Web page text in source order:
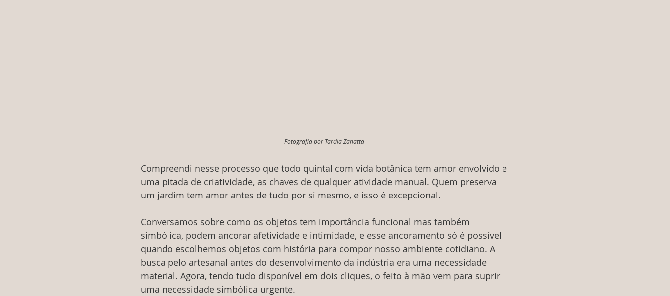
Fotografia por Tarcila Zanatta
Compreendi nesse processo que todo quintal com vida botânica tem amor envolvido e
uma pitada de criatividade, as chaves de qualquer atividade manual. Quem preserva
um jardim tem amor antes de tudo por si mesmo, e isso é excepcional.
Conversamos sobre como os objetos tem importância funcional mas também
simbólica, podem ancorar afetividade e intimidade, e esse ancoramento só é possível
quando escolhemos objetos com história para compor nosso ambiente cotidiano. A
busca pelo artesanal antes do desenvolvimento da indústria era uma necessidade
material. Agora, tendo tudo disponível em dois cliques, o feito à mão vem para suprir
uma necessidade simbólica urgente.